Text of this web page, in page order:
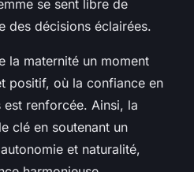
se sent libre de
des décisions éclairées.
la maternité un moment
positif, où la confiance en
est renforcée. Ainsi, la
clé en soutenant un
et naturalité,